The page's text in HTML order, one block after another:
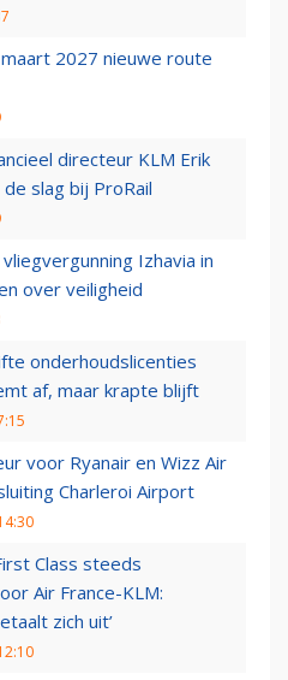
2027 nieuwe route
directeur KLM Erik
slag bij ProRail
Izhavia in
over veiligheid
onderhoudslicenties
af, maar krapte blijft
voor Ryanair en Wizz Air
Charleroi Airport
Class steeds
Air France-KLM:
zich uit’